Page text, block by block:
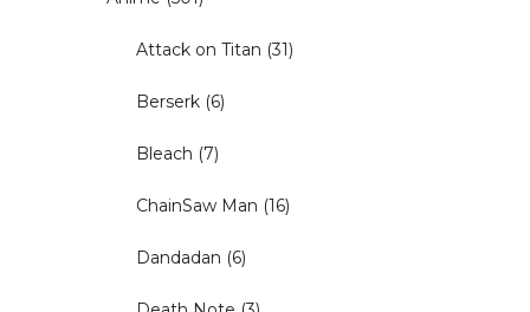
Attack on Titan (31)
Berserk (6)
Bleach (7)
ChainSaw Man (16)
Dandadan (6)